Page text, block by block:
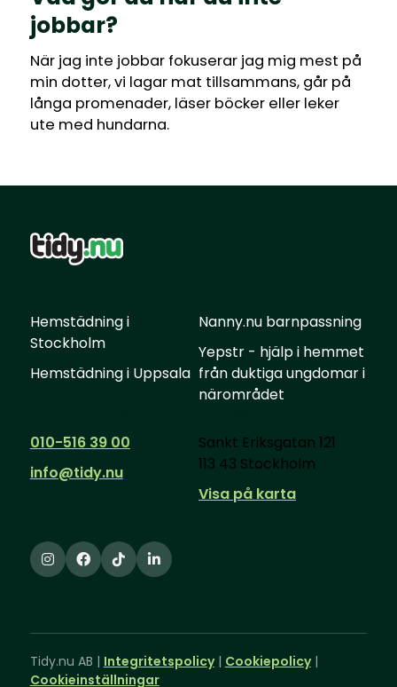
jobbar?
När jag inte jobbar fokuserar jag mig mest på
min dotter, vi lagar mat tillsammans, går på
långa promenader, läser böcker eller leker
ute med hundarna.
010-516 39 00
info@tidy.nu
Sankt Eriksgatan 121
113 43 Stockholm
Visa på karta
Hemstädning i
Stockholm
Hemstädning i Uppsala
Nanny.nu barnpassning
Yepstr - hjälp i hemmet
från duktiga ungdomar i
närområdet
Tidy.nu AB | Integritetspolicy| Cookiepolicy|
Cookieinställningar